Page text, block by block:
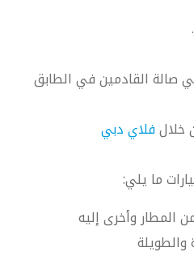
صالة القادمين في الطابق
خلالفلاي دبي
ما يلي:
المطار وأخرى إليه